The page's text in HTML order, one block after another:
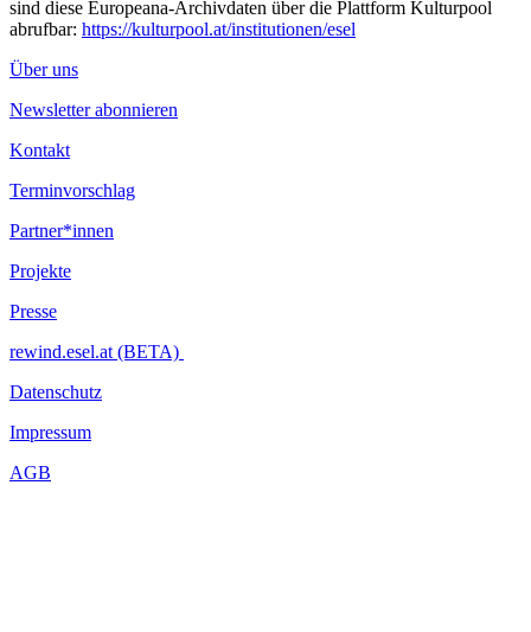
sind diese Europeana-Archivdaten über die Plattform Kulturpool
abrufbar: https://kulturpool.at/institutionen/esel
Über uns
Newsletter abonnieren
Kontakt
Terminvorschlag
Partner*innen
Projekte
Presse
rewind.esel.at (BETA)
Datenschutz
Impressum
AGB